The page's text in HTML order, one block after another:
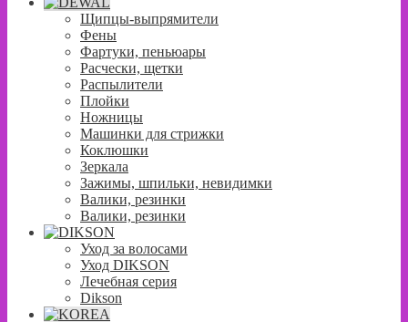
Щипцы-выпрямители
Фены
Фартуки, пеньюары
Расчески, щетки
Распылители
Плойки
Ножницы
Машинки для стрижки
Коклюшки
Зеркала
Зажимы, шпильки, невидимки
Валики, резинки
Валики, резинки
Уход за волосами
Уход DIKSON
Лечебная серия
Dikson